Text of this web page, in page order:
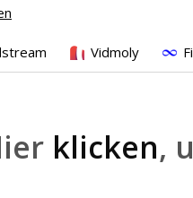
Vidmoly
klicken,